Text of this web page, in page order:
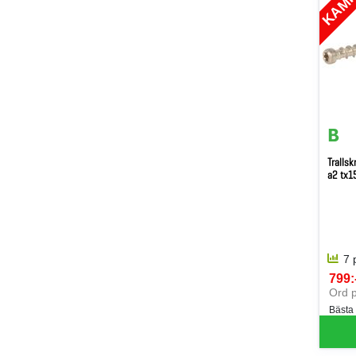
a2
7
SEK
Ord